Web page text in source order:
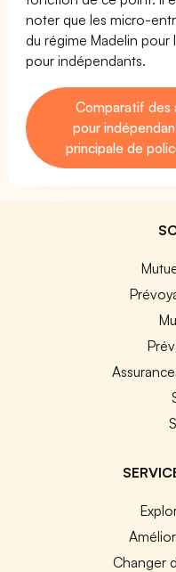
noter que les micro-
du régime Madelin pour
pour indépendants.
Comparatif des
pour
principale de
Changer